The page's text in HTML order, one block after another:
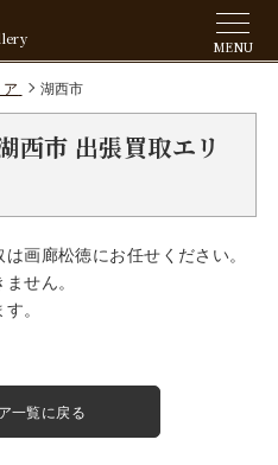
MENU
湖西市
市 出張買取エリ
画廊松徳にお任せください。
せん。
。
一覧に戻る